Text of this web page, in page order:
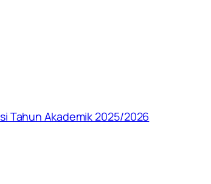
Tahun Akademik 2025/2026